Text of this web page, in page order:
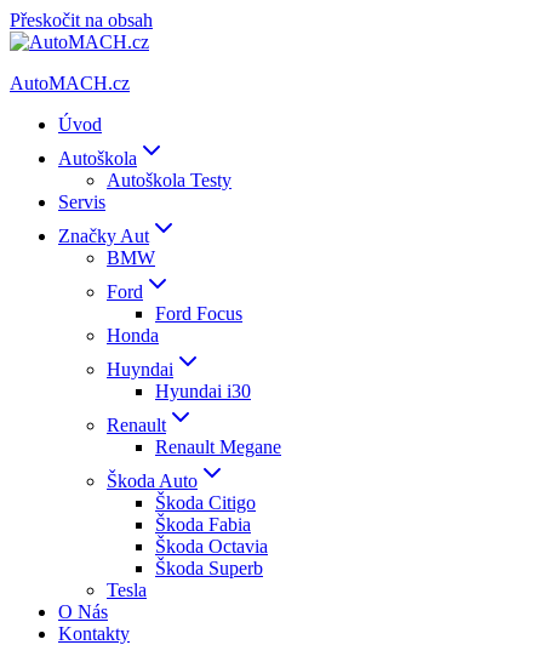
Přeskočit na obsah
AutoMACH.cz
Úvod
Autoškola
Autoškola Testy
Servis
Značky Aut
BMW
Ford
Ford Focus
Honda
Huyndai
Hyundai i30
Renault
Renault Megane
Škoda Auto
Škoda Citigo
Škoda Fabia
Škoda Octavia
Škoda Superb
Tesla
O Nás
Kontakty